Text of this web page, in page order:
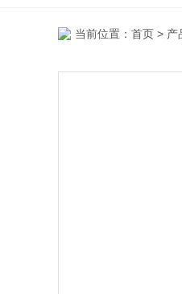
当前位置： 首页 > 产